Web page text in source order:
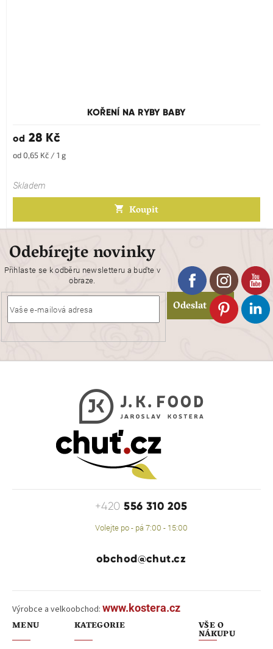
KOŘENÍ NA RYBY BABY
od 28 Kč
Měrná
od 0,65 Kč / 1 g
Skladem
Koupit
Odebírejte novinky
Přihlaste se k odběru newsletteru a buďte v
obraze.
Odeslat
+420556 310 205
Volejte po - pá 7:00 - 15:00
obchod@chut.cz
Výrobce a velkoobchod: www.kostera.cz
MENU KATEGORIE VŠE O
NÁKUPU